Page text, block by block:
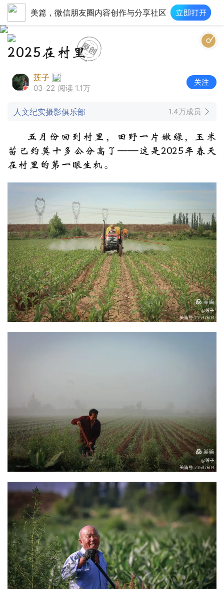
美篇，微信朋友圈内容创作与分享社区
2025在村里
莲子
03-22 阅读 1.1万
关注
人文纪实摄影俱乐部 1.4万成员
五月份回到村里，田野一片嫩绿，玉米
苗已约莫十多公分高了——这是2025年春天
在村里的第一眼生机。